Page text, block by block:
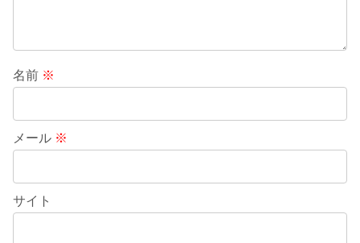
名前 ※
メール ※
サイト